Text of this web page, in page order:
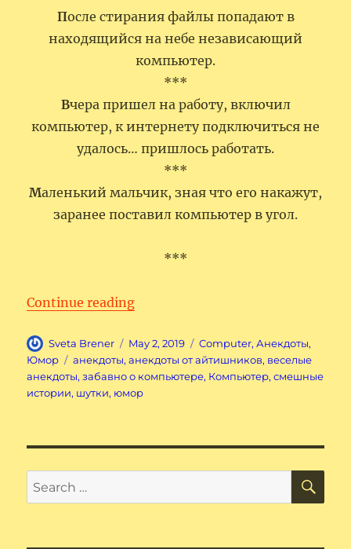
После стирания файлы попадают в
находящийся на небе независающий
компьютер.
***
Вчера пришел на работу, включил
компьютер, к интернету подключиться не
удалось… пришлось работать.
***
Маленький мальчик, зная что его накажут,
заранее поставил компьютер в угол.
***
Continue reading“Забавно о компьютере.”
Author
Sveta Brener
Posted
on
May 2, 2019 Categories
Computer,Анекдоты,
Юмор
Tags
анекдоты,анекдоты от айтишников, веселые
анекдоты,забавно о компьютере, Компьютер,смешные
истории, шутки, юмор
Search
for: